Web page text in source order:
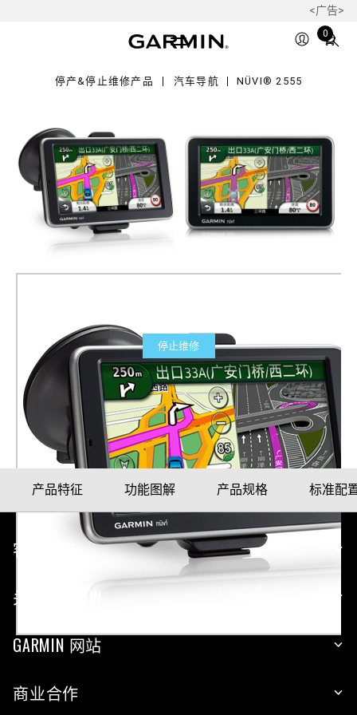
<广告>
0
Total
停产&停止维修产品 汽车导航 NÜVI® 2555
停止维修
nüvi® 2555
产品料号010-01008-02
产品特征 功能图解 产品规格 标准配
客户服务
关于 GARMIN
GARMIN 网站
商业合作